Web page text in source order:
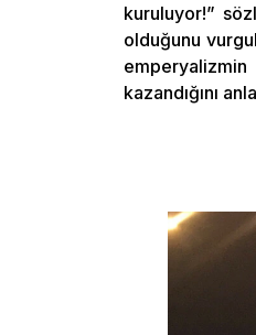
kuruluyor!”
olduğunu
kazandığını